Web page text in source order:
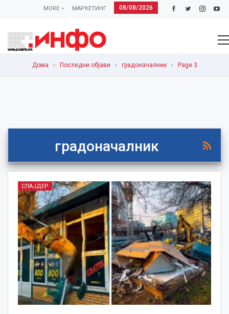
08/08/2026
МАРКЕТИНГ
MORE
Дома Последни објави градоначалник Page 3
градоначалник
СЛАЈДЕР